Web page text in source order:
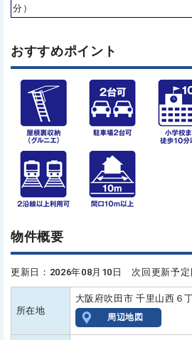
分）
おすすめポイント
物件概要
更新日：2026年08月10日 次回更新予定
所在地
大阪府吹田市 千里山西６
周辺地図